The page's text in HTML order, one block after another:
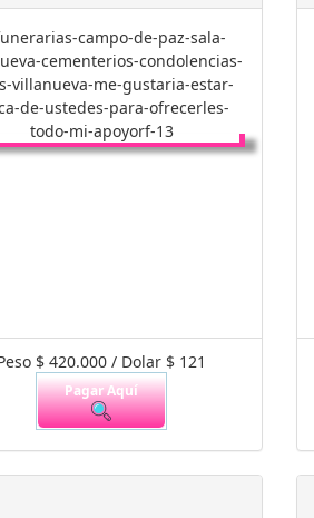
$ 420.000 / Dolar $ 121
Pagar Aquí